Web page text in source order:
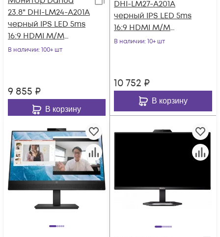
23.8" DHI-LM24-A201A
черный IPS LED 5ms
16:9 HDMI M/M
матовая HAS Piv
В наличии: 100+ шт
9 855 ₽
В корзину
DHI-LM27-A201A
черный IPS LED 5ms
16:9 HDMI M/M
матовая HAS Piv
В наличии: 10+ шт
10 752 ₽
В корзину